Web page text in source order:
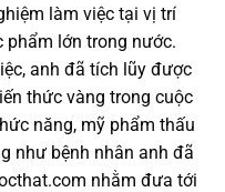
làm việc tại vị trí
phẩm lớn trong nước.
anh đã tích lũy được
thức vàng trong cuộc
năng, mỹ phẩm thấu
như bệnh nhân anh đã
nhằm đưa tới